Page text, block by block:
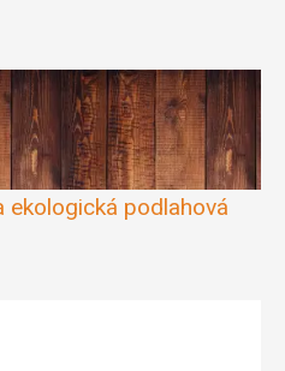
ekologická podlahová